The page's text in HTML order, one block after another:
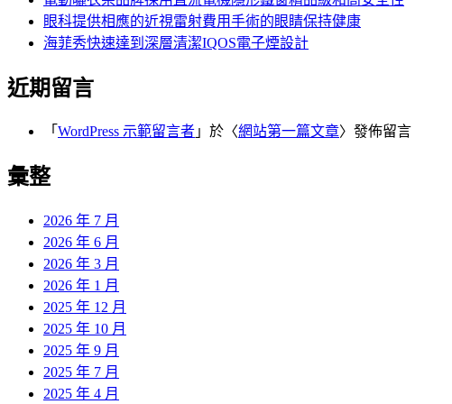
眼科提供相應的近視雷射費用手術的眼睛保持健康
海菲秀快速達到深層清潔IQOS電子煙設計
近期留言
「 WordPress 示範留言者 」於〈網站第一篇文章〉發佈留言
彙整
2026 年 7 月
2026 年 6 月
2026 年 3 月
2026 年 1 月
2025 年 12 月
2025 年 10 月
2025 年 9 月
2025 年 7 月
2025 年 4 月